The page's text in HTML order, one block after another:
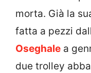
morta. Già la
fatta a pezzi
Oseghale a
due trolley